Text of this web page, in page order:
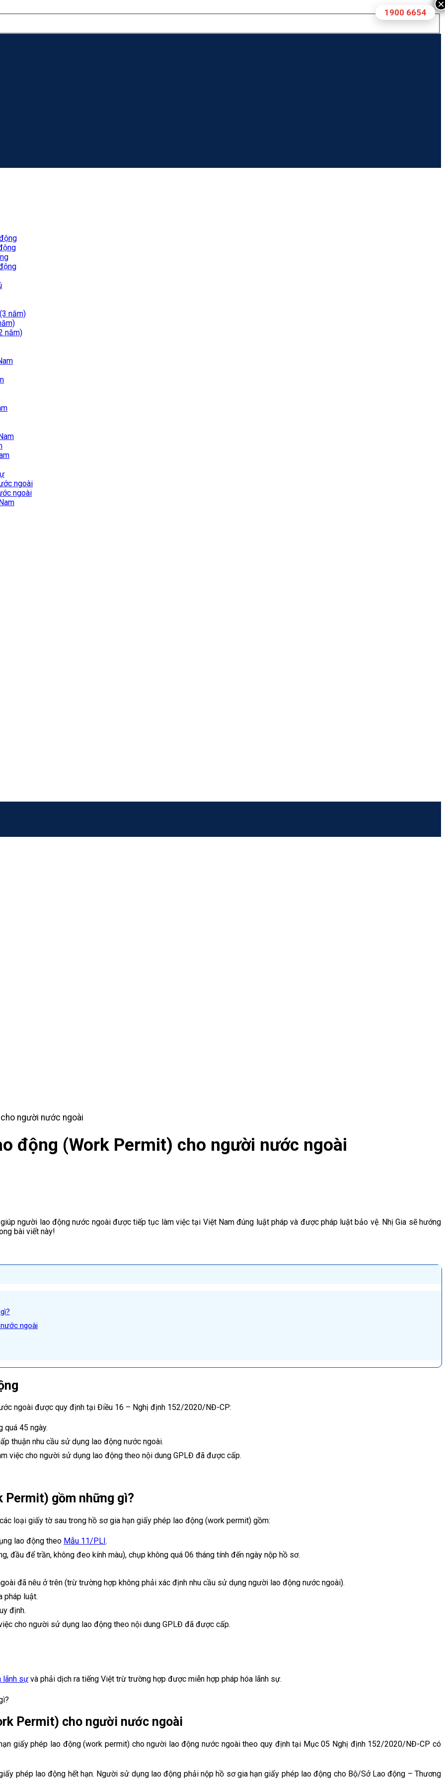
năm)
năm)
ngoài
ngoài
động (Work Permit) cho người nước ngoài
người lao động nước ngoài được tiếp tục làm việc tại Việt Nam đúng luật pháp và được pháp luật bảo vệ. Nhị Gia sẽ hướng
bài viết này!
ngoài
ngoài được quy định tại Điều 16 – Nghị định 152/2020/NĐ-CP:
quá 45 ngày.
thuận nhu cầu sử dụng lao động nước ngoài.
việc cho người sử dụng lao động theo nội dung GPLĐ đã được cấp.
Permit) gồm những gì?
loại giấy tờ sau trong hồ sơ gia hạn giấy phép lao động (work permit) gồm:
lao động theo Mẫu 11/PLI.
đầu để trần, không đeo kính màu), chụp không quá 06 tháng tính đến ngày nộp hồ sơ.
đã nêu ở trên (trừ trường hợp không phải xác định nhu cầu sử dụng người lao động nước ngoài).
pháp luật.
định.
cho người sử dụng lao động theo nội dung GPLĐ đã được cấp.
lãnh sự và phải dịch ra tiếng Việt trừ trường hợp được miễn hợp pháp hóa lãnh sự.
Permit) cho người nước ngoài
giấy phép lao động (work permit) cho người lao động nước ngoài theo quy định tại Mục 05 Nghị định 152/2020/NĐ-CP có
phép lao động hết hạn. Người sử dụng lao động phải nộp hồ sơ gia hạn giấy phép lao động cho Bộ/Sở Lao động – Thương
1900 6654
×